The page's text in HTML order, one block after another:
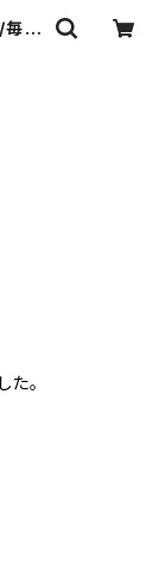
毎日
た。